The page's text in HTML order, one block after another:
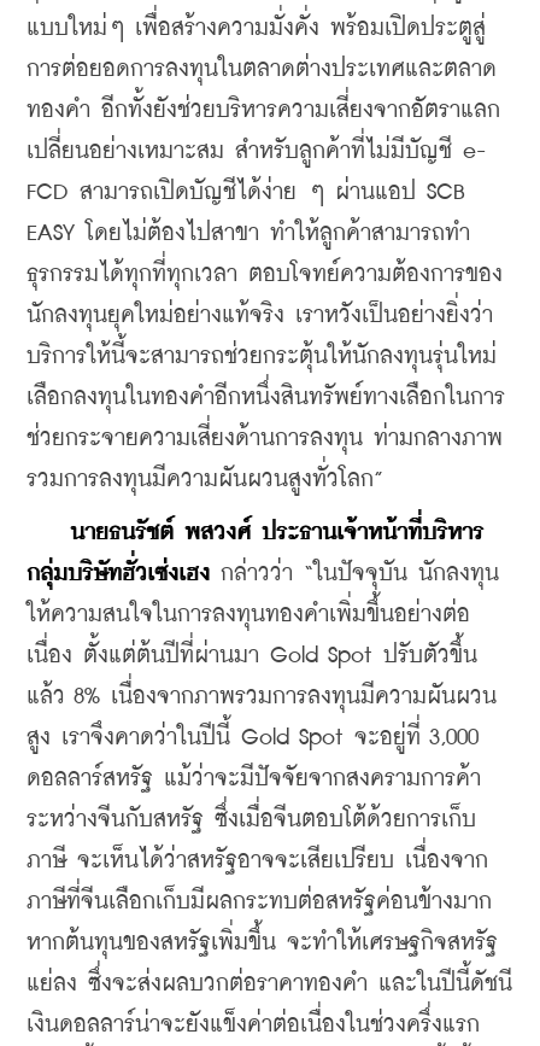
แบบใหม่ๆ เพื่อสร้างความมั่งคั่ง พร้อมเปิดประตูสู่
การต่อยอดการลงทุนในตลาดต่างประเทศและตลาด
ทองคำ อีกทั้งยังช่วยบริหารความเสี่ยงจากอัตราแลก
เปลี่ยนอย่างเหมาะสม สำหรับลูกค้าที่ไม่มีบัญชี e-
FCD สามารถเปิดบัญชีได้ง่าย ๆ ผ่านแอป SCB
EASY โดยไม่ต้องไปสาขา ทำให้ลูกค้าสามารถทำ
ธุรกรรมได้ทุกที่ทุกเวลา ตอบโจทย์ความต้องการของ
นักลงทุนยุคใหม่อย่างแท้จริง เราหวังเป็นอย่างยิ่งว่า
บริการให้นี้จะสามารถช่วยกระตุ้นให้นักลงทุนรุ่นใหม่
เลือกลงทุนในทองคำอีกหนึ่งสินทรัพย์ทางเลือกในการ
ช่วยกระจายความเสี่ยงด้านการลงทุน ท่ามกลางภาพ
รวมการลงทุนมีความผันผวนสูงทั่วโลก”
นายธนรัชต์ พสวงศ์ ประธานเจ้าหน้าที่บริหาร
กลุ่มบริษัทฮั่วเซ่งเฮง กล่าวว่า “ในปัจจุบัน นักลงทุน
ให้ความสนใจในการลงทุนทองคำเพิ่มขึ้นอย่างต่อ
เนื่อง ตั้งแต่ต้นปีที่ผ่านมา Gold Spot ปรับตัวขึ้น
แล้ว 8% เนื่องจากภาพรวมการลงทุนมีความผันผวน
สูง เราจึงคาดว่าในปีนี้ Gold Spot จะอยู่ที่ 3,000
ดอลลาร์สหรัฐ แม้ว่าจะมีปัจจัยจากสงครามการค้า
ระหว่างจีนกับสหรัฐ ซึ่งเมื่อจีนตอบโต้ด้วยการเก็บ
ภาษี จะเห็นได้ว่าสหรัฐอาจจะเสียเปรียบ เนื่องจาก
ภาษีที่จีนเลือกเก็บมีผลกระทบต่อสหรัฐค่อนข้างมาก
หากต้นทุนของสหรัฐเพิ่มขึ้น จะทำให้เศรษฐกิจสหรัฐ
แย่ลง ซึ่งจะส่งผลบวกต่อราคาทองคำ และในปีนี้ดัชนี
เงินดอลลาร์น่าจะยังแข็งค่าต่อเนื่องในช่วงครึ่งแรก